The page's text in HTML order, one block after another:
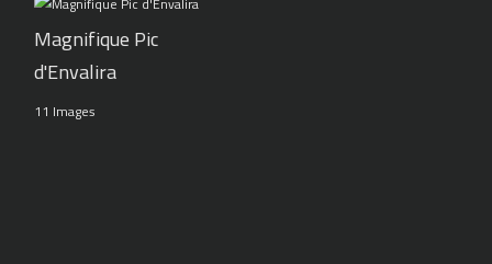
Magnifique Pic
d'Envalira
11 Images